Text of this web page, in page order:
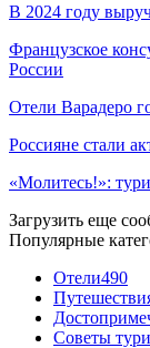
В 2024 году
Французское
России
Отели Варадеро
Россияне стали
«Молитесь!»:
Загрузить еще
Популярные
Отели490
Советы